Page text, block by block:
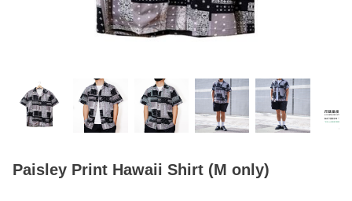
Paisley Print Hawaii Shirt (M only)